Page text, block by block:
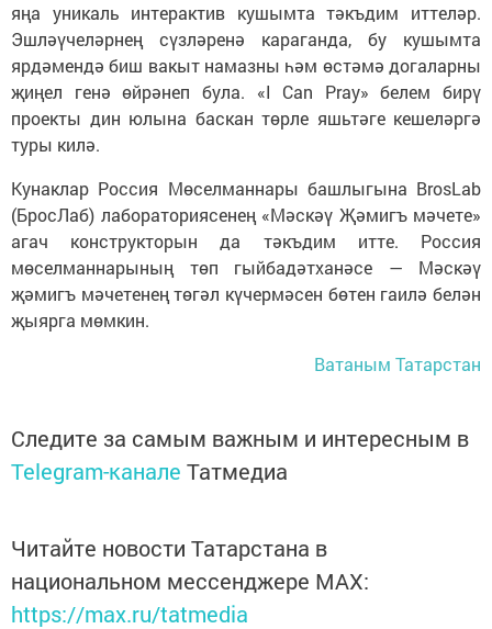
яңа уникаль интерактив кушымта тәкъдим иттеләр.
Эшләүчеләрнең сүзләренә караганда, бу кушымта
ярдәмендә биш вакыт намазны һәм өстәмә догаларны
җиңел генә өйрәнеп була. «I Can Pray» белем бирү
проекты дин юлына баскан төрле яшьтәге кешеләргә
туры килә.
Кунаклар Россия Мөселманнары башлыгына BrosLab
(БросЛаб) лабораториясенең «Мәскәү Җәмигъ мәчете»
агач конструкторын да тәкъдим итте. Россия
мөселманнарының төп гыйбадәтханәсе — Мәскәү
җәмигъ мәчетенең төгәл күчермәсен бөтен гаилә белән
җыярга мөмкин.
Ватаным Татарстан
Следите за самым важным и интересным в
Telegram-канале Татмедиа
Читайте новости Татарстана в
национальном мессенджере MАХ:
https://max.ru/tatmedia